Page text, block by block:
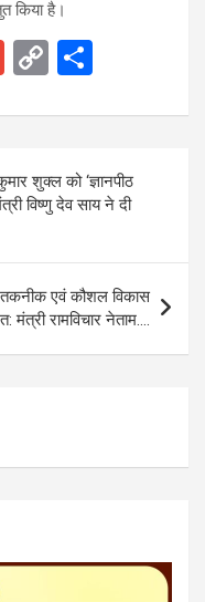
किया है।
G
ail
C
py
Li
n
ar
शुक्ल को ‘ज्ञानपीठ
विष्णु देव साय ने दी
तकनीक एवं कौशल विकास
रामविचार नेताम….